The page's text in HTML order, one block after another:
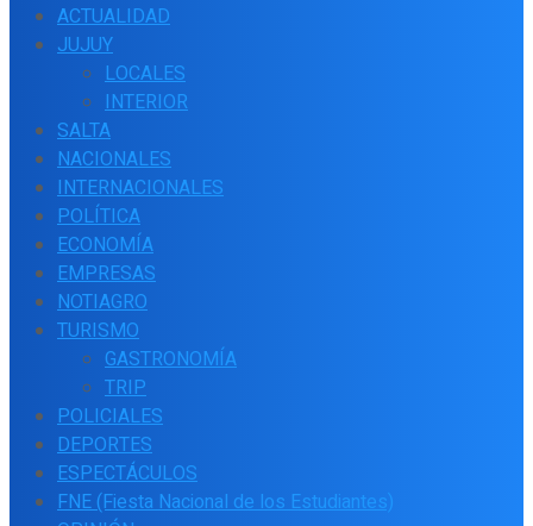
ACTUALIDAD
JUJUY
LOCALES
INTERIOR
SALTA
NACIONALES
INTERNACIONALES
POLÍTICA
ECONOMÍA
EMPRESAS
NOTIAGRO
TURISMO
GASTRONOMÍA
TRIP
POLICIALES
DEPORTES
ESPECTÁCULOS
FNE (Fiesta Nacional de los Estudiantes)